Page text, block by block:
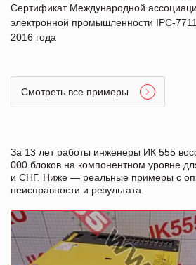
Сертификат Международной
электронной промышленности IPC-
2016 года
Смотреть все примеры
За 13 лет работы инженеры ИК 555
000 блоков на компонентном уровне
и СНГ. Ниже — реальные примеры с
неисправности и результата.